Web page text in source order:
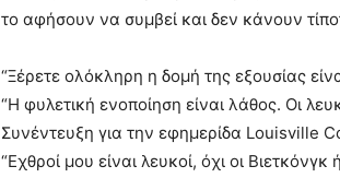
το αφήσουν να συμβεί και δεν κάνουν
“Ξέρετε ολόκληρη η δομή της εξουσίας
“Η φυλετική ενοποίηση είναι λάθος. Οι
Συνέντευξη για την εφημερίδα Louisville
“Εχθροί μου είναι λευκοί, όχι οι